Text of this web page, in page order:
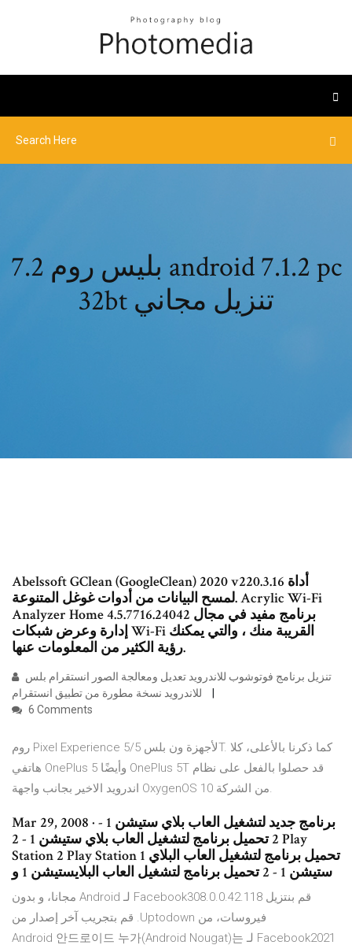
بليس روم 7.2 android 7.1.2 pc
32bt تنزيل مجاني
Abelssoft GClean (GoogleClean) 2020 v220.3.16 أداة
لمسح البيانات من أدوات غوغل المتنوعة. Acrylic Wi-Fi
Analyzer Home 4.5.7716.24042 برنامج مفيد في مجال
إدارة وعرض شبكات Wi-Fi القريبة منك ، والتي يمكنك
رؤية الكثير من المعلومات عنها.
6 Comments
روم Pixel Experience لأجهزة ون بلس 5/5T. كما ذكرنا بالأعلى، كلا
هاتفي OnePlus 5 وأيضًا OnePlus 5T قد حصلوا بالفعل على نظام
اندرويد الاخير بجانب واجهة OxygenOS 10 من الشركة.
Mar 29, 2008 · برنامج جديد لتشغيل العاب بلاي ستيشن 1 -
2 تحميل برنامج لتشغيل العاب بلاي ستيشن 1 - 2 Play
Station 2 Play Station 1 تحميل برنامج لتشغيل العاب البلاي
ستيشن 1 - 2 تحميل برنامج لتشغيل العاب البلايستيشن 1 و
‫قم بنتزيل Facebook308.0.0.42.118 لـ Android مجانا، و بدون
فيروسات، من Uptodown. قم بتجريب آخر إصدار من
Facebook2021 لـ Android 안드로이드 누가(Android Nougat)는